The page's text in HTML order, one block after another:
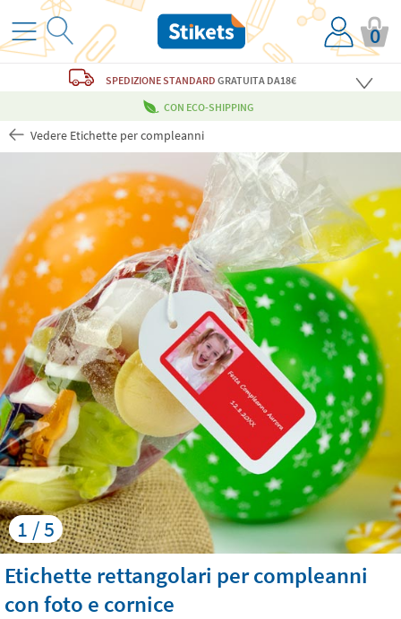
0
SPEDIZIONE STANDARD GRATUITADA18€
CON ECO-SHIPPING
Vedere Etichette per compleanni
1 / 5
Etichette rettangolari per compleanni
con foto e cornice